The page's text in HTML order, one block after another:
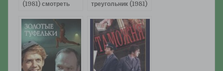
(1981) смотреть
треугольник (1981)